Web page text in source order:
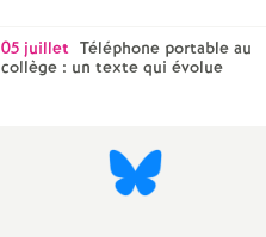
05 juillet Téléphone portable au
collège : un texte qui évolue